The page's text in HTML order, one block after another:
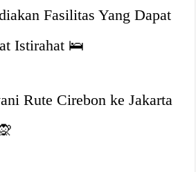
Fasilitas Yang Dapat
Istirahat 🛌
Rute Cirebon ke Jakarta